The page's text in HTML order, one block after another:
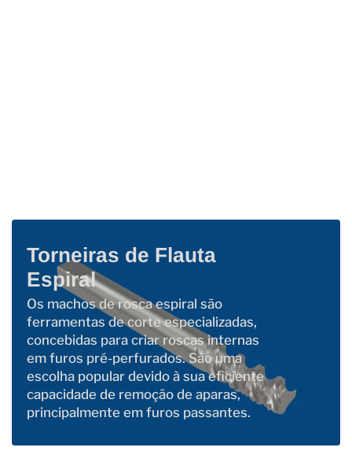
Torneiras de Flauta
Espiral
Os machos de rosca espiral são
ferramentas de corte especializadas,
concebidas para criar roscas internas
em furos pré-perfurados. São uma
escolha popular devido à sua eficiente
capacidade de remoção de aparas,
principalmente em furos passantes.